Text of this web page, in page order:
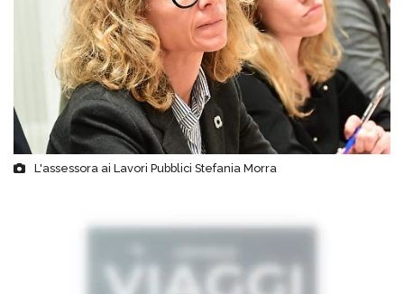
L'assessora ai Lavori Pubblici Stefania Morra